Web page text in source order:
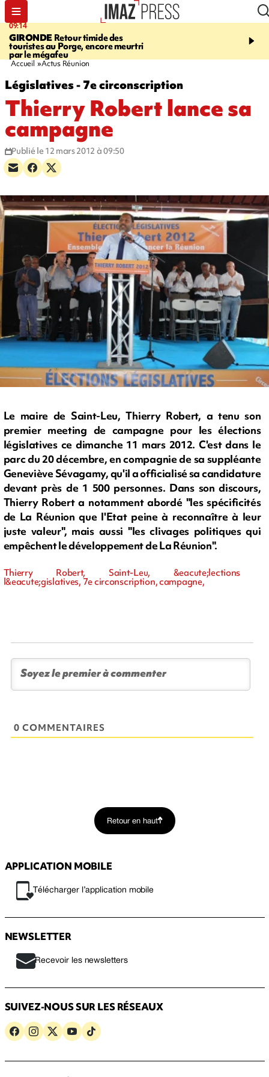
09:14
GIRONDE Retour timide des
touristes au Porge, encore meurtri
par le mégafeu
13:09
Des
font cinq morts en
Accueil Actus Réunion
Législatives - 7e circonscription
Thierry Robert lance sa
campagne
Publié le 12 mars 2012 à 09:50
Le maire de Saint-Leu, Thierry Robert, a tenu son
premier meeting de campagne pour les élections
législatives ce dimanche 11 mars 2012. C'est dans le
parc du 20 décembre, en compagnie de sa suppléante
Geneviève Sévagamy, qu'il a officialisé sa candidature
devant près de 1 500 personnes. Dans son discours,
Thierry Robert a notamment abordé "les spécificités
de La Réunion que l'Etat peine à reconnaître à leur
juste valeur", mais aussi "les clivages politiques qui
empêchent le développement de La Réunion".
Thierry Robert, Saint-Leu, &eacute;lections
l&eacute;gislatives, 7e circonscription, campagne,
0 COMMENTAIRES
Retour en haut
APPLICATION MOBILE
Télécharger l’application mobile
NEWSLETTER
Recevoir les newsletters
SUIVEZ-NOUS SUR LES RÉSEAUX